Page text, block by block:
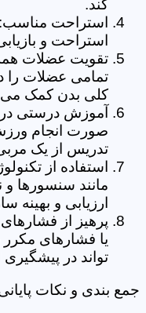
کند.
استراحت
استراحت و
تقویت عضلات همه
تمامی عضلات را
کلی بدن کمک می
آموزش درستی
صورت انجام
تدریس از یک
استفاده از
مانند سنسورها
ارزیابی و بهینه
پرهیز از
یا فشارهای
تواند در
جمع بندی و نکات